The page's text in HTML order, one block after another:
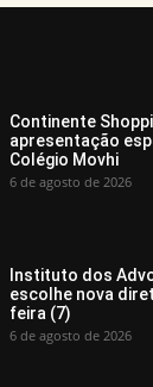
Continente
apresentação
Colégio Movhi
6 de agosto de 2026
Instituto dos
escolhe nova
feira (7)
6 de agosto de 2026